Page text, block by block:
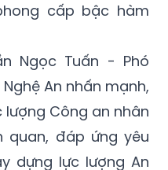
cấp bậc hàm
Ngọc Tuấn - Phó
An nhấn mạnh,
Công an nhân
quan, đáp ứng yêu
dựng lực lượng An